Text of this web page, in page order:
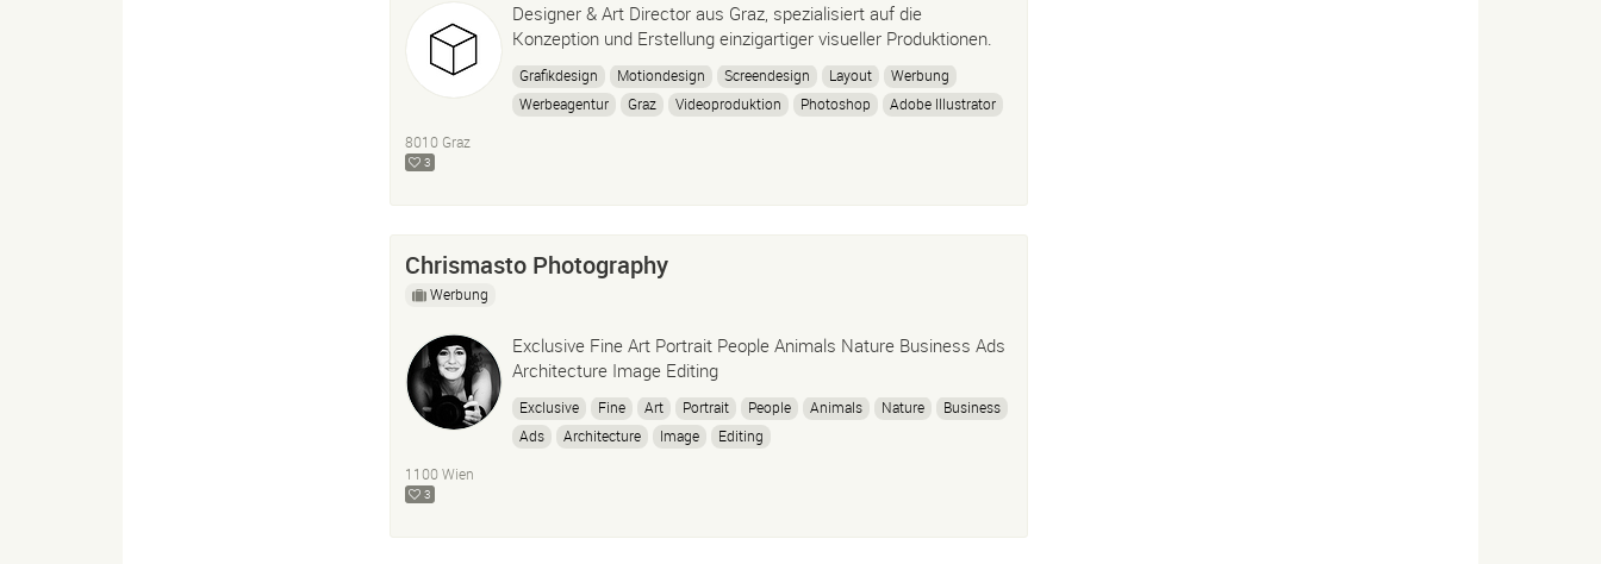
Designer & Art Director aus Graz, spezialisiert auf die
Konzeption und Erstellung einzigartiger visueller Produktionen.
Grafikdesign Motiondesign Screendesign Layout
Werbung
Werbeagentur
Graz Videoproduktion Photoshop
Adobe Illustrator
8010 Graz
3
Chrismasto Photography
Werbung
Exclusive Fine Art Portrait People Animals Nature Business Ads
Architecture Image Editing
Exclusive Fine Art Portrait People Animals Nature
Business
Ads
Architecture Image
Editing
1100 Wien
3